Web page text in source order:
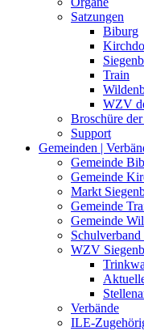
Satzungen
Biburg
Train
WZV
Broschüre
Support
Gemeinden |
Gemeinde
Gemeinde
Markt
Gemeinde
Gemeinde
WZV
Verbände
ILE-